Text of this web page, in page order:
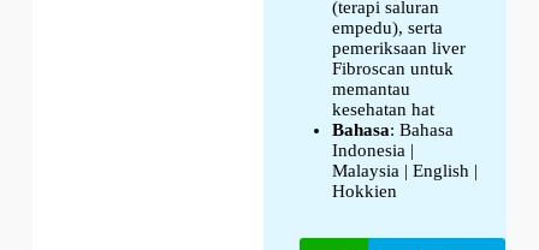
(terapi saluran
empedu), serta
pemeriksaan liver
Fibroscan untuk
memantau
kesehatan hat
Bahasa: Bahasa
Indonesia |
Malaysia | English |
Hokkien